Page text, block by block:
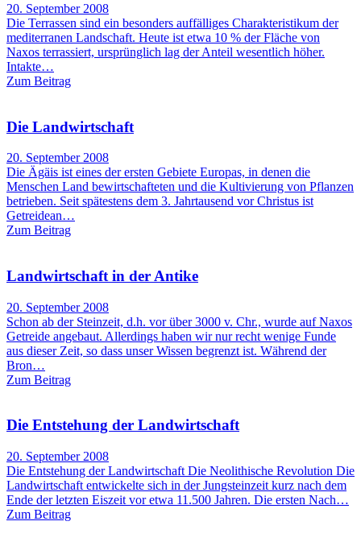
20. September 2008
Die Terrassen sind ein besonders auffälliges Charakteristikum der
mediterranen Landschaft. Heute ist etwa 10 % der Fläche von
Naxos terrassiert, ursprünglich lag der Anteil wesentlich höher.
Intakte…
Zum Beitrag
Die Landwirtschaft
20. September 2008
Die Ägäis ist eines der ersten Gebiete Europas, in denen die
Menschen Land bewirtschafteten und die Kultivierung von Pflanzen
betrieben. Seit spätestens dem 3. Jahrtausend vor Christus ist
Getreidean…
Zum Beitrag
Landwirtschaft in der Antike
20. September 2008
Schon ab der Steinzeit, d.h. vor über 3000 v. Chr., wurde auf Naxos
Getreide angebaut. Allerdings haben wir nur recht wenige Funde
aus dieser Zeit, so dass unser Wissen begrenzt ist. Während der
Bron…
Zum Beitrag
Die Entstehung der Landwirtschaft
20. September 2008
Die Entstehung der Landwirtschaft Die Neolithische Revolution Die
Landwirtschaft entwickelte sich in der Jungsteinzeit kurz nach dem
Ende der letzten Eiszeit vor etwa 11.500 Jahren. Die ersten Nach…
Zum Beitrag